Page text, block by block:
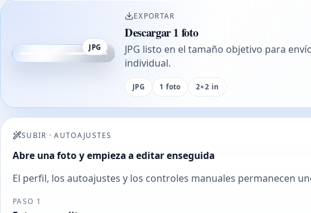
JPG
EXPORTAR
Descargar 1 foto
JPG listo en el tamaño objetivo para
individual.
JPG 1 foto 2×2 in
SUBIR ·AUTOAJUSTES
Abre una foto y empieza a editar enseguida
El perfil, los autoajustes y los controles manuales permanecen
PASO 1